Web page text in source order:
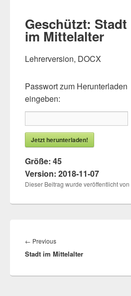
Geschützt: Stadt
im Mittelalter
Lehrerversion, DOCX
Passwort zum Herunterladen
eingeben:
Jetzt herunterladen!
Größe: 45
Version: 2018-11-07
Dieser Beitrag wurde veröffentlicht von
← Previous
post:
Stadt im Mittelalter